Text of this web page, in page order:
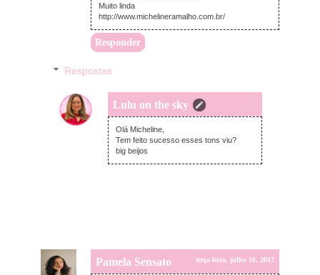
Muito linda
http://www.michelineramalho.com.br/
Responder
Respostas
Lulu on the sky
terça-feira, julho 18, 2017
Olá Micheline,
Tem feito sucesso esses tons viu?
big beijos
Pamela Sensato terça-feira, julho 18, 2017